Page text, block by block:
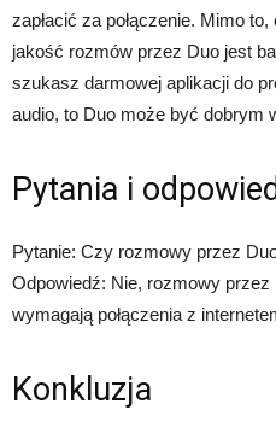
zapłacić za połączenie. Mimo
jakość rozmów przez Duo jest
szukasz darmowej aplikacji do
audio, to Duo może być dobrym
Pytania i
Pytanie: Czy rozmowy przez
Odpowiedź: Nie, rozmowy przez
wymagają połączenia z
Konkluzja